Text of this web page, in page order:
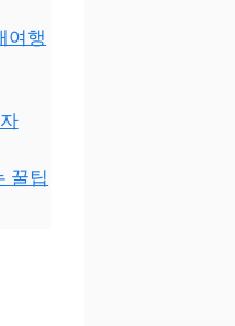
여행
꿀팁